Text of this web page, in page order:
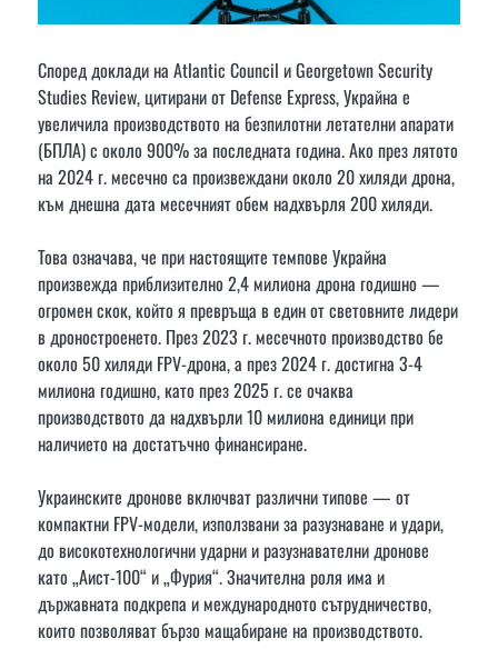
Според доклади на Atlantic Council и Georgetown Security
Studies Review, цитирани от Defense Express, Украйна е
увеличила производството на безпилотни летателни апарати
(БПЛА) с около 900% за последната година. Ако през лятото
на 2024 г. месечно са произвеждани около 20 хиляди дрона,
към днешна дата месечният обем надхвърля 200 хиляди.
Това означава, че при настоящите темпове Украйна
произвежда приблизително 2,4 милиона дрона годишно —
огромен скок, който я превръща в един от световните лидери
в дроностроенето. През 2023 г. месечното производство бе
около 50 хиляди FPV-дрона, а през 2024 г. достигна 3-4
милиона годишно, като през 2025 г. се очаква
производството да надхвърли 10 милиона единици при
наличието на достатъчно финансиране.
Украинските дронове включват различни типове — от
компактни FPV-модели, използвани за разузнаване и удари,
до високотехнологични ударни и разузнавателни дронове
като „Аист-100“ и „Фурия“. Значителна роля има и
държавната подкрепа и международното сътрудничество,
които позволяват бързо мащабиране на производството.